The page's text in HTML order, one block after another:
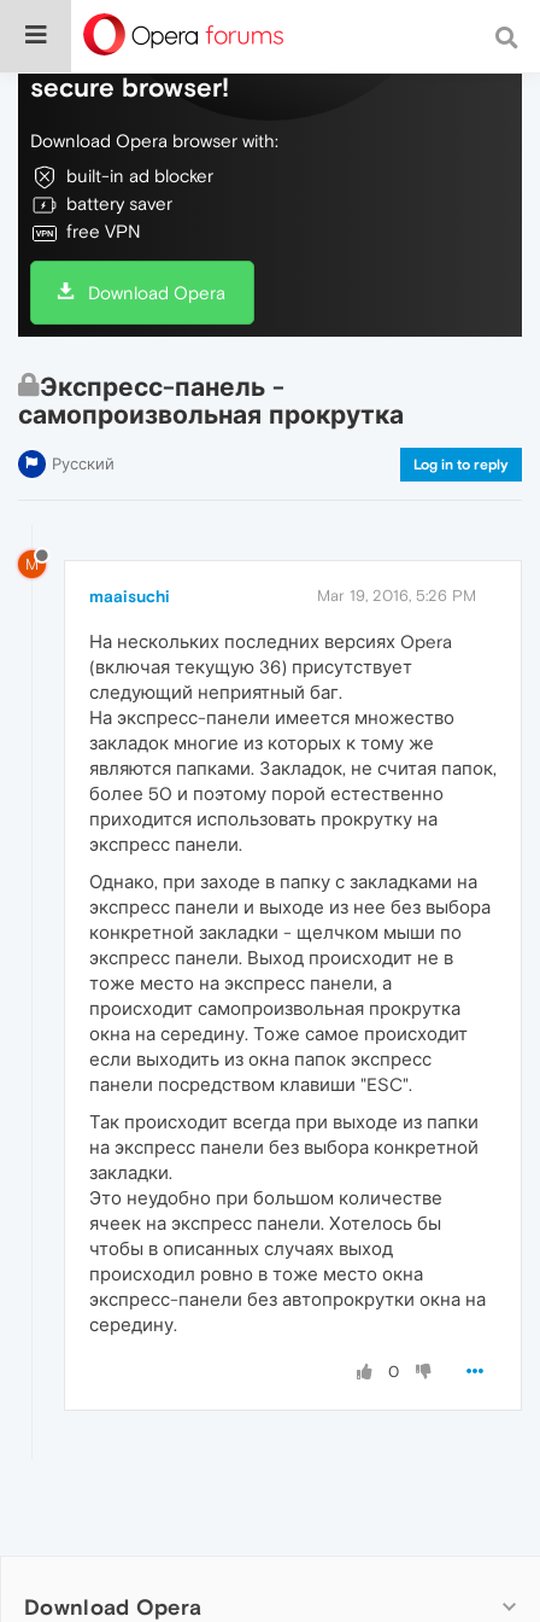
Do more on the web, with a fast and
secure browser!
Download Opera browser with:
built-in ad blocker
battery saver
free VPN
Download Opera
Экспресс-панель -
самопроизвольная прокрутка
Русский Log in to reply
M
maaisuchi Mar 19, 2016, 5:26 PM
На нескольких последних версиях Opera
(включая текущую 36) присутствует
следующий неприятный баг.
На экспресс-панели имеется множество
закладок многие из которых к тому же
являются папками. Закладок, не считая папок,
более 50 и поэтому порой естественно
приходится использовать прокрутку на
экспресс панели.
Однако, при заходе в папку с закладками на
экспресс панели и выходе из нее без выбора
конкретной закладки - щелчком мыши по
экспресс панели. Выход происходит не в
тоже место на экспресс панели, а
происходит самопроизвольная прокрутка
окна на середину. Тоже самое происходит
если выходить из окна папок экспресс
панели посредством клавиши "ESC".
Так происходит всегда при выходе из папки
на экспресс панели без выбора конкретной
закладки.
Это неудобно при большом количестве
ячеек на экспресс панели. Хотелось бы
чтобы в описанных случаях выход
происходил ровно в тоже место окна
экспресс-панели без автопрокрутки окна на
середину.
0
Download Opera